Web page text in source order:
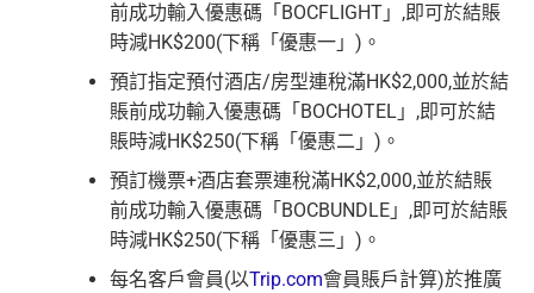
前成功輸入優惠碼「BOCFLIGHT」,即可於結賬
時減HK$200(下稱「優惠一」)。
預訂指定預付酒店/房型連稅滿HK$2,000,並於結
賬前成功輸入優惠碼「BOCHOTEL」,即可於結
賬時減HK$250(下稱「優惠二」)。
預訂機票+酒店套票連稅滿HK$2,000,並於結賬
前成功輸入優惠碼「BOCBUNDLE」,即可於結賬
時減HK$250(下稱「優惠三」)。
每名客戶會員(以Trip.com會員賬戶計算)於推廣